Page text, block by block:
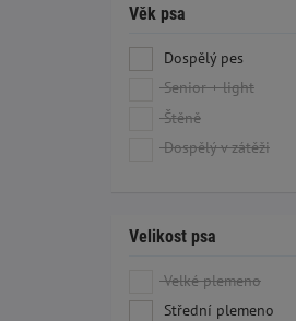
Hmyz
Věk psa
Dospělý pes
Senior + light
Štěně
Dospělý v zátěži
Velikost psa
Velké plemeno
Střední plemeno